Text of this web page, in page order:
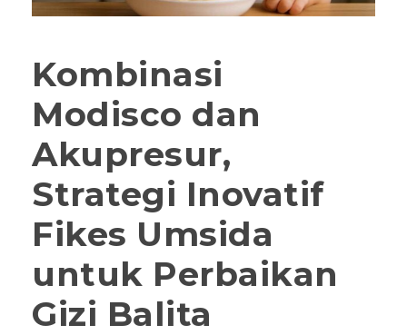
Kombinasi
Modisco dan
Akupresur,
Strategi Inovatif
Fikes Umsida
untuk Perbaikan
Gizi Balita